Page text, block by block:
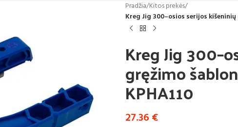
Pradžia/Kitos prekės/
Kreg Jig 300–osios serijos
Kreg Jig
gręžimo
KPHA110
27.36 €